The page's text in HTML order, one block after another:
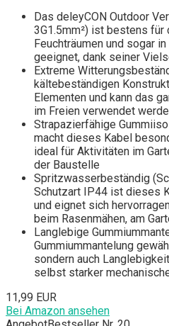
Das deleyCON Outdoor
3G1.5mm²) ist bestens für
Feuchträumen und sogar
geeignet, dank seiner
Extreme
kältebeständigen
Elementen und kann das
im Freien verwendet
Strapazierfähige
macht dieses Kabel
ideal für Aktivitäten im
der Baustelle
Spritzwasserbeständig
Schutzart IP44 ist dieses
und eignet sich
beim Rasenmähen, am
Langlebige
Gummiummantelung
sondern auch
selbst starker
11,99 EUR
Bei Amazon ansehen